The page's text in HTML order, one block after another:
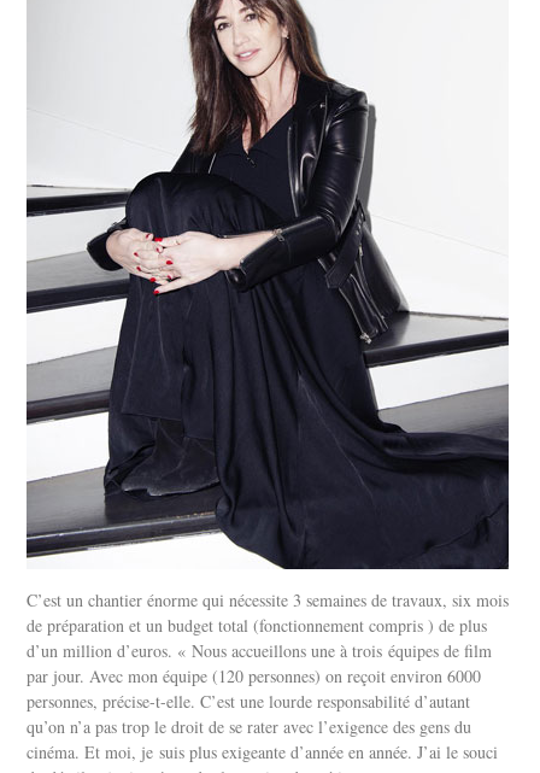
C’est un chantier énorme qui nécessite 3 semaines de travaux, six mois
de préparation et un budget total (fonctionnement compris ) de plus
d’un million d’euros. « Nous accueillons une à trois équipes de film
par jour. Avec mon équipe (120 personnes) on reçoit environ 6000
personnes, précise-t-elle. C’est une lourde responsabilité d’autant
qu’on n’a pas trop le droit de se rater avec l’exigence des gens du
cinéma. Et moi, je suis plus exigeante d’année en année. J’ai le souci